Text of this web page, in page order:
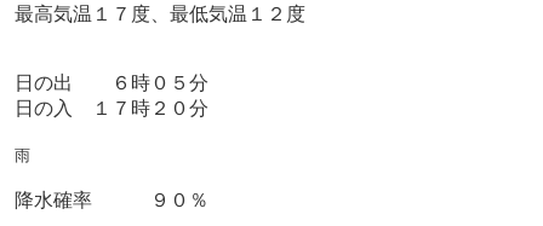
最高気温１７度、最低気温１２度
日の出 ６時０５分
日の入 １７時２０分
雨
降水確率 ９０％